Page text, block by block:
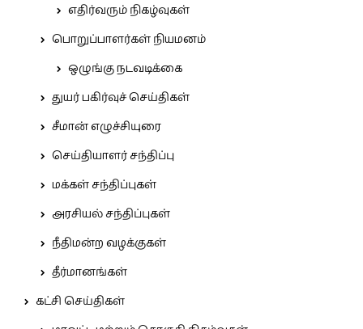
எதிர்வரும் நிகழ்வுகள்
பொறுப்பாளர்கள் நியமனம்
ஒழுங்கு நடவடிக்கை
துயர் பகிர்வுச் செய்திகள்
சீமான் எழுச்சியுரை
செய்தியாளர் சந்திப்பு
மக்கள் சந்திப்புகள்
அரசியல் சந்திப்புகள்
நீதிமன்ற வழக்குகள்
தீர்மானங்கள்
கட்சி செய்திகள்